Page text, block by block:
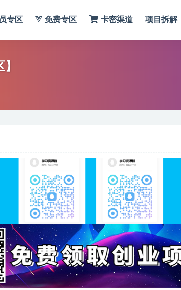
专区 免费专区 卡密渠道 项目拆解